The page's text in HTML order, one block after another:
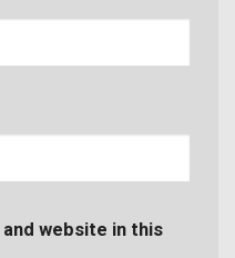
and website in this